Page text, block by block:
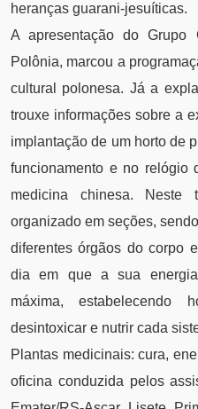
heranças guarani-jesuíticas.
A apresentação do
Polônia, marcou a
cultural polonesa. Já a
trouxe informações sobre a
implantação de um horto de
funcionamento e no relógio
medicina chinesa.
organizado em seções,
diferentes órgãos do corpo
dia em que a sua
máxima, estabelecendo
desintoxicar e nutrir cada
Plantas medicinais: cura,
oficina conduzida pelos